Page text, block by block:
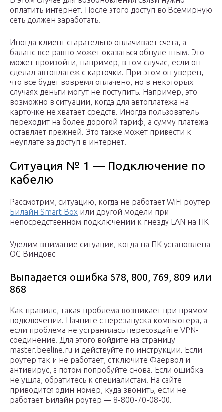
оплатить интернет. После этого доступ во Всемирную
сеть должен заработать.
Иногда клиент старательно оплачивает счета, а
баланс все равно может оказаться обнуленным. Это
может произойти, например, в том случае, если он
сделал автоплатеж с карточки. При этом он уверен,
что все будет вовремя оплачено, но в некоторых
случаях деньги могут не поступить. Например, это
возможно в ситуации, когда для автоплатежа на
карточке не хватает средств. Иногда пользователь
переходит на более дорогой тариф, а сумму платежа
оставляет прежней. Это также может привести к
неуплате за доступ в интернет.
Ситуация № 1 — Подключение по
кабелю
Рассмотрим, ситуацию, когда не работает WiFi роутер
Билайн Smart Box или другой модели при
непосредственном подключении к гнезду LAN на ПК
Уделим внимание ситуации, когда на ПК установлена
ОС Виндовс
Выпадается ошибка 678, 800, 769, 809 или
868
Как правило, такая проблема возникает при прямом
подключении. Начните с перезапуска компьютера, а
если проблема не устранилась пересоздайте VPN-
соединение. Для этого войдите на страницу
master.beeline.ru и действуйте по инструкции. Если
роутер так и не работает, отключите Фаервол и
антивирус, а потом попробуйте снова. Если ошибка
не ушла, обратитесь к специалистам. На сайте
приводится один номер, куда звонить, если не
работает Билайн роутер — 8-800-70-08-00.